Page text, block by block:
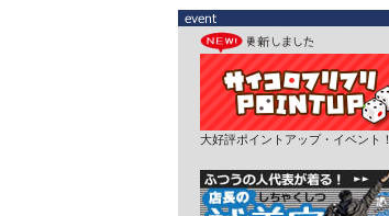
大好評ポイントアップ・イベント！